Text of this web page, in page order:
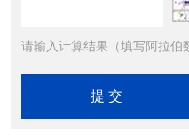
请输入计算结果（填写阿拉伯